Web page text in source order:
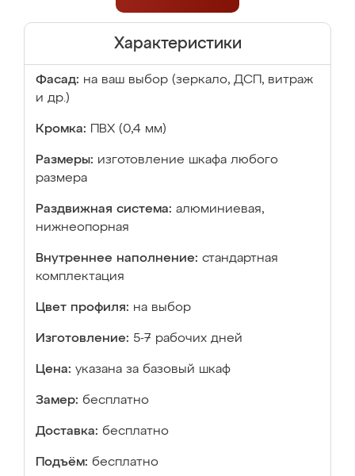
Характеристики
Фасад: на ваш выбор (зеркало, ДСП, витраж
и др.)
Кромка: ПВХ (0,4 мм)
Размеры: изготовление шкафа любого
размера
Раздвижная система: алюминиевая,
нижнеопорная
Внутреннее наполнение: стандартная
комплектация
Цвет профиля: на выбор
Изготовление: 5-7 рабочих дней
Цена: указана за базовый шкаф
Замер: бесплатно
Доставка: бесплатно
Подъём: бесплатно